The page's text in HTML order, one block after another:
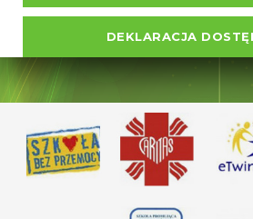
DEKLARACJA